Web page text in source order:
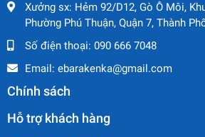
Xưởng sx: Hẻm 92/D12, Gò Ô Môi,
Phường Phú Thuận, Quận 7, Thành
Số điện thoại: 090 666 7048
Email: ebarakenka@gmail.com
Chính sách
Hỗ trợ khách hàng